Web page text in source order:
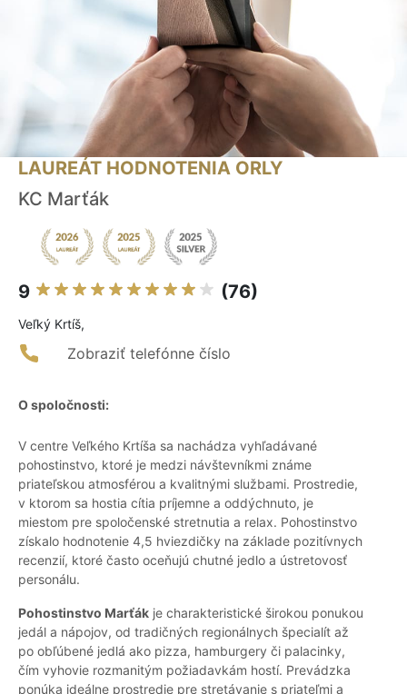
LAUREÁT HODNOTENIA ORLY
KC Marťák
9 (76)
Veľký Krtíš,
Zobraziť telefónne číslo
O spoločnosti:
V centre Veľkého Krtíša sa nachádza vyhľadávané
pohostinstvo, ktoré je medzi návštevníkmi známe
priateľskou atmosférou a kvalitnými službami. Prostredie,
v ktorom sa hostia cítia príjemne a oddýchnuto, je
miestom pre spoločenské stretnutia a relax. Pohostinstvo
získalo hodnotenie 4,5 hviezdičky na základe pozitívnych
recenzií, ktoré často oceňujú chutné jedlo a ústretovosť
personálu.
Pohostinstvo Marťák je charakteristické širokou ponukou
jedál a nápojov, od tradičných regionálnych špecialít až
po obľúbené jedlá ako pizza, hamburgery či palacinky,
čím vyhovie rozmanitým požiadavkám hostí. Prevádzka
ponúka ideálne prostredie pre stretávanie s priateľmi a